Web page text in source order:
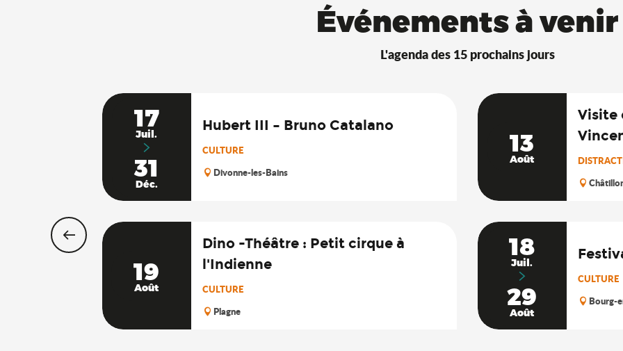
Événements à venir
L'agenda des 15 prochains jours
17
Juil.
31
Déc.
Hubert III – Bruno Catalano
CULTURE
Divonne-les-Bains
13
Août
Visite
19
Août
Dino -Théâtre : Petit cirque à
l'Indienne
CULTURE
Plagne
18
Juil.
29
Août
CULTURE
Bourg-